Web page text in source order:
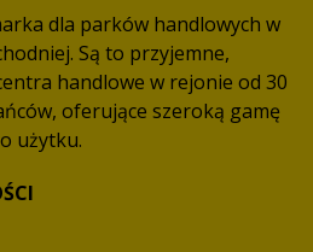
dla parków handlowych w
Są to przyjemne,
handlowe w rejonie od 30
oferujące szeroką gamę
użytku.